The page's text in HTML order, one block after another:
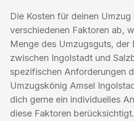
Die Kosten für deinen Umzug
verschiedenen Faktoren ab,
Menge des Umzugsguts, der
zwischen Ingolstadt und
spezifischen Anforderungen
Umzugskönig Amsel
dich gerne ein individuelles
diese Faktoren berücksichtigt.